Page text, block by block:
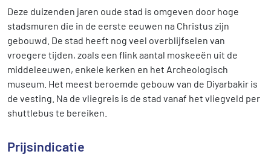
Deze duizenden jaren oude stad is omgeven door hoge
stadsmuren die in de eerste eeuwen na Christus zijn
gebouwd. De stad heeft nog veel overblijfselen van
vroegere tijden, zoals een flink aantal moskeeën uit de
middeleeuwen, enkele kerken en het Archeologisch
museum. Het meest beroemde gebouw van de Diyarbakir is
de vesting. Na de vliegreis is de stad vanaf het vliegveld per
shuttlebus te bereiken.
Prijsindicatie